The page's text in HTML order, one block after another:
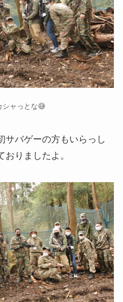
シャっとな😅
サバゲーの方もいらっし
りましたよ。